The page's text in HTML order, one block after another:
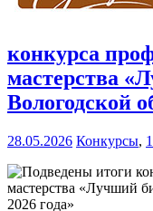
конкурса
мастерства
Вологодской
28.05.2026 Конкурсы,